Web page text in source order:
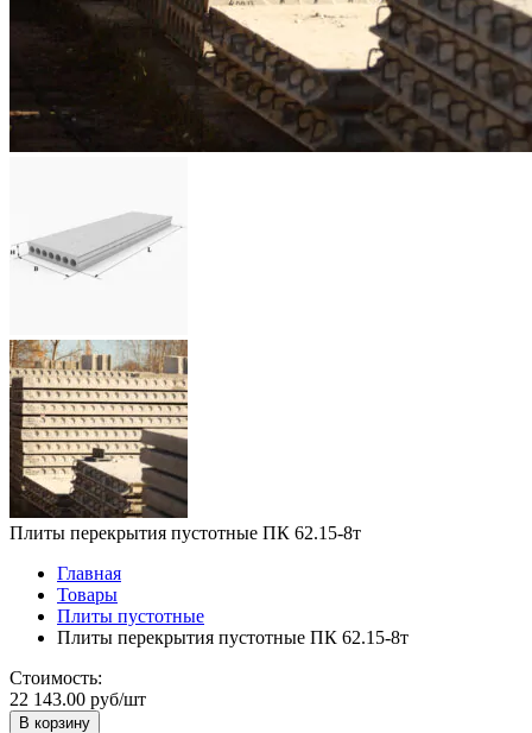
Плиты перекрытия пустотные ПК 62.15-8т
Главная
Товары
Плиты пустотные
Плиты перекрытия пустотные ПК 62.15-8т
Стоимость:
22 143.00 руб/шт
В корзину